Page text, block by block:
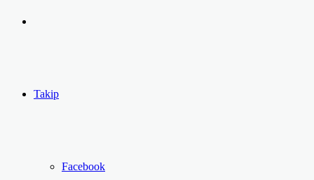
...
Ol
Takip
Facebook